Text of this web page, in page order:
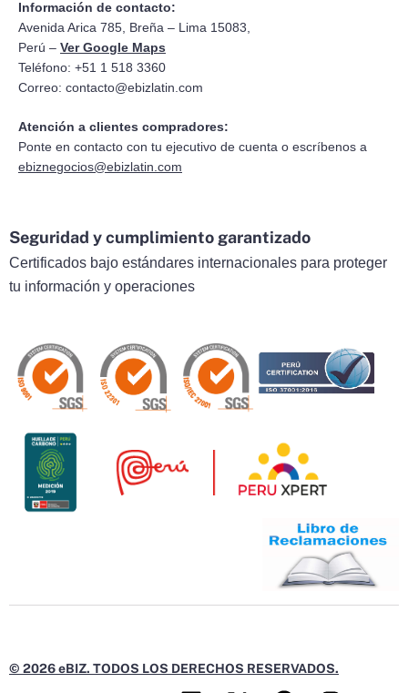
Información de contacto:
Avenida Arica 785, Breña – Lima 15083,
Perú – Ver Google Maps
Teléfono: +51 1 518 3360
Correo: contacto@ebizlatin.com
Atención a clientes compradores:
Ponte en contacto con tu ejecutivo de cuenta o escríbenos a
ebiznegocios@ebizlatin.com
Seguridad y cumplimiento garantizado
Certificados bajo estándares internacionales para proteger
tu información y operaciones
© 2026 eBIZ. TODOS LOS DERECHOS RESERVADOS.